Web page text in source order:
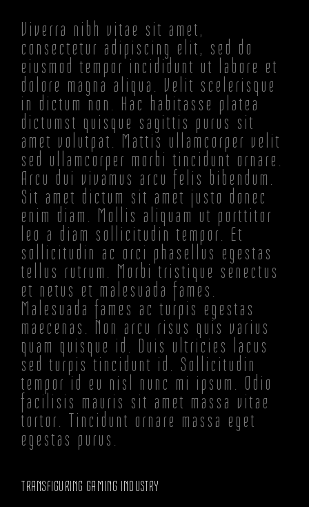
Viverra nibh vitae sit amet,
consectetur adipiscing elit, sed do
eiusmod tempor incididunt ut labore et
dolore magna aliqua. Velit scelerisque
in dictum non. Hac habitasse platea
dictumst quisque sagittis purus sit
amet volutpat. Mattis ullamcorper velit
sed ullamcorper morbi tincidunt ornare.
Arcu dui vivamus arcu felis bibendum.
Sit amet dictum sit amet justo donec
enim diam. Mollis aliquam ut porttitor
leo a diam sollicitudin tempor. Et
sollicitudin ac orci phasellus egestas
tellus rutrum. Morbi tristique senectus
et netus et malesuada fames.
Malesuada fames ac turpis egestas
maecenas. Non arcu risus quis varius
quam quisque id. Duis ultricies lacus
sed turpis tincidunt id. Sollicitudin
tempor id eu nisl nunc mi ipsum. Odio
facilisis mauris sit amet massa vitae
tortor. Tincidunt ornare massa eget
egestas purus.
TRANSFIGURING GAMING INDUSTRY